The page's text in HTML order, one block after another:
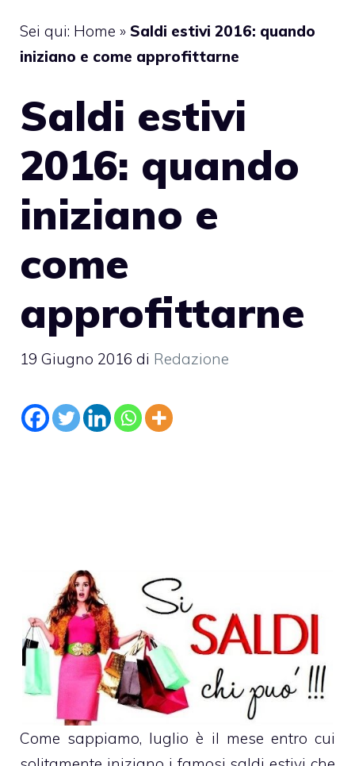
Sei qui: Home » Saldi estivi 2016: quando
iniziano e come approfittarne
Saldi estivi
2016: quando
iniziano e
come
approfittarne
19 Giugno 2016 di Redazione
Come sappiamo, luglio è il mese entro cui